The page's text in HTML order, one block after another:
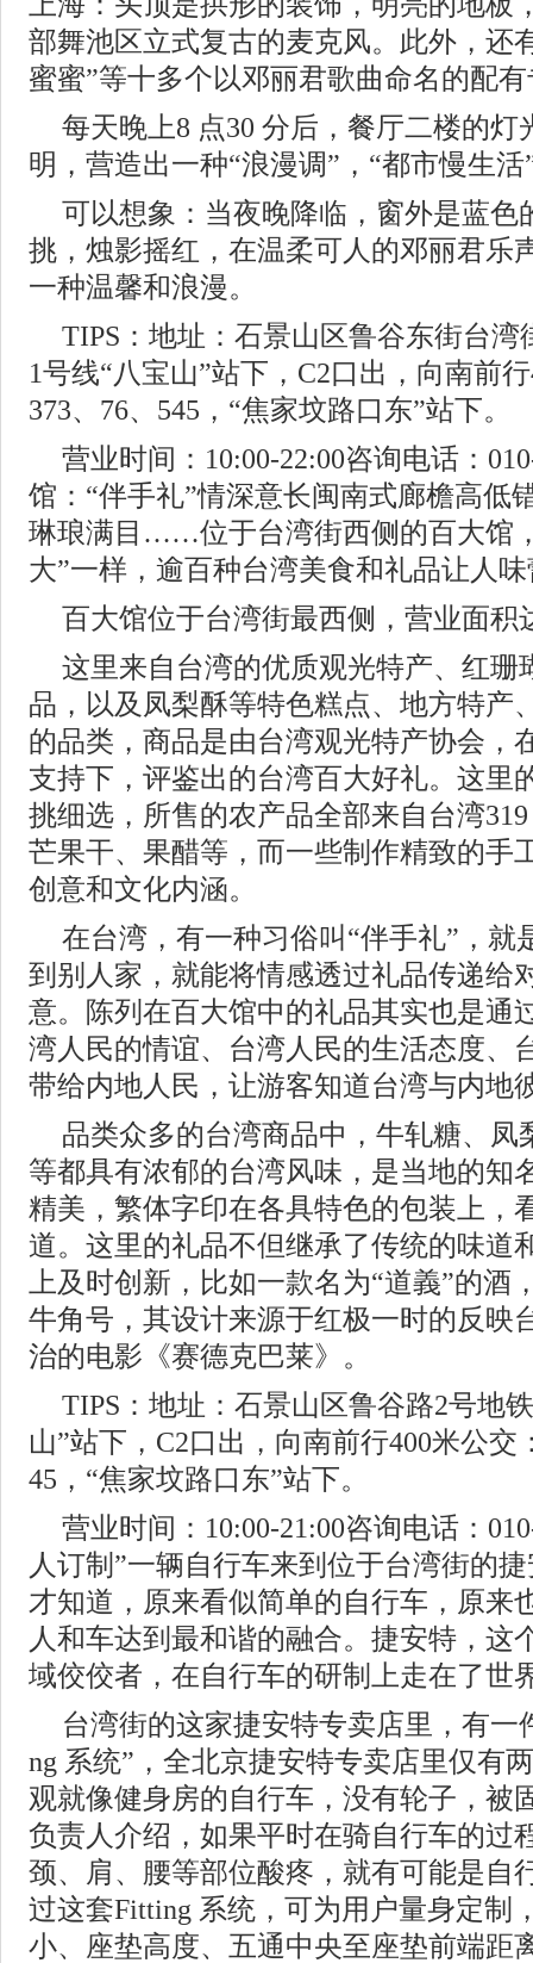
部舞池区立式复古的麦克风。此外，还
蜜蜜”等十多个以邓丽君歌曲命名的配
每天晚上8 点30 分后，餐厅二楼的
明，营造出一种“浪漫调”，“都市慢生活
可以想象：当夜晚降临，窗外是蓝色
挑，烛影摇红，在温柔可人的邓丽君乐
一种温馨和浪漫。
TIPS：地址：石景山区鲁谷东街台湾
1号线“八宝山”站下，C2口出，向南前
373、76、545，“焦家坟路口东”站下。
营业时间：10:00-22:00咨询电话：
馆：“伴手礼”情深意长闽南式廊檐高低
琳琅满目……位于台湾街西侧的百大馆
大”一样，逾百种台湾美食和礼品让人
百大馆位于台湾街最西侧，营业面积
这里来自台湾的优质观光特产、红珊
品，以及凤梨酥等特色糕点、地方特产
的品类，商品是由台湾观光特产协会，
支持下，评鉴出的台湾百大好礼。这里
挑细选，所售的农产品全部来自台湾
芒果干、果醋等，而一些制作精致的手
创意和文化内涵。
在台湾，有一种习俗叫“伴手礼”，就
到别人家，就能将情感透过礼品传递给
意。陈列在百大馆中的礼品其实也是通
湾人民的情谊、台湾人民的生活态度、
带给内地人民，让游客知道台湾与内地
品类众多的台湾商品中，牛轧糖、凤
等都具有浓郁的台湾风味，是当地的知
精美，繁体字印在各具特色的包装上，
道。这里的礼品不但继承了传统的味道
上及时创新，比如一款名为“道義”的酒
牛角号，其设计来源于红极一时的反映
治的电影《赛德克巴莱》。
TIPS：地址：石景山区鲁谷路2号地
山”站下，C2口出，向南前行400米公交
45，“焦家坟路口东”站下。
营业时间：10:00-21:00咨询电话：
人订制”一辆自行车来到位于台湾街的
才知道，原来看似简单的自行车，原来
人和车达到最和谐的融合。捷安特，这
域佼佼者，在自行车的研制上走在了世
台湾街的这家捷安特专卖店里，有
ng 系统”，全北京捷安特专卖店里仅有
观就像健身房的自行车，没有轮子，被
负责人介绍，如果平时在骑自行车的过
颈、肩、腰等部位酸疼，就有可能是自
过这套Fitting 系统，可为用户量身定制
小、座垫高度、五通中央至座垫前端距